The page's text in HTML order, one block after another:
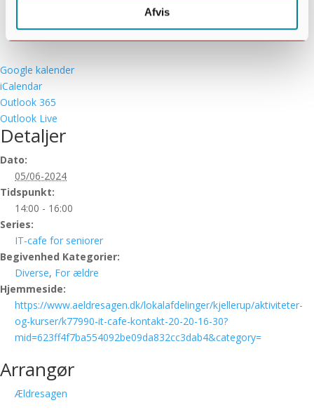
Afvis
Google kalender
iCalendar
Outlook 365
Outlook Live
Detaljer
Dato:
05/06-2024
Tidspunkt:
14:00 - 16:00
Series:
IT-cafe for seniorer
Begivenhed Kategorier:
Diverse, For ældre
Hjemmeside:
https://www.aeldresagen.dk/lokalafdelinger/kjellerup/aktiviteter-
og-kurser/k77990-it-cafe-kontakt-20-20-16-30?
mid=623ff4f7ba554092be09da832cc3dab4&category=
Arrangør
Ældresagen